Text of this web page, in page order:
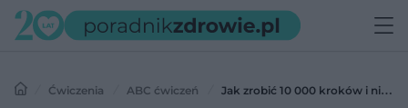
Ćwiczenia ABC ćwiczeń
Jak zrobić 10 000 kroków i nie